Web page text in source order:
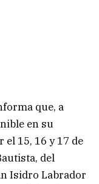
que, a
en su
15, 16 y 17 de
del
Isidro Labrador